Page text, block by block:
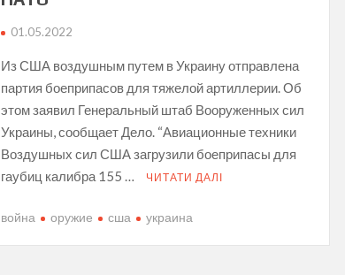
01.05.2022
Из США воздушным путем в Украину отправлена
партия боеприпасов для тяжелой артиллерии. Об
этом заявил Генеральный штаб Вооруженных сил
Украины, сообщает Дело. “Авиационные техники
Воздушных сил США загрузили боеприпасы для
гаубиц калибра 155 …
ЧИТАТИ ДАЛІ
война оружие сша украина